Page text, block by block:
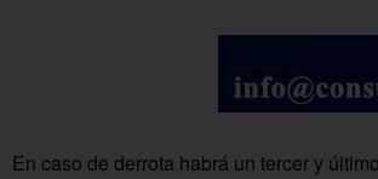
En caso de derrota habrá un tercer y